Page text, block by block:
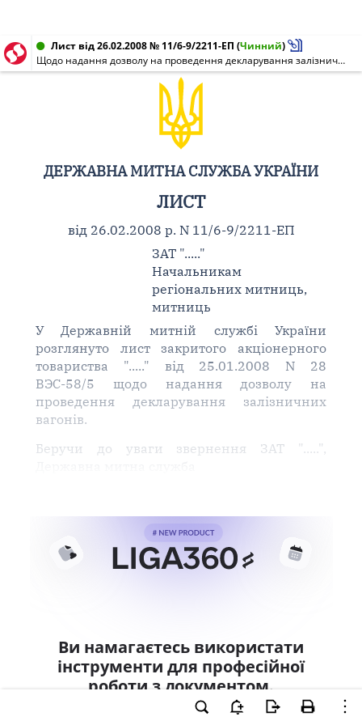
Лист від 26.02.2008 № 11/6-9/2211-ЕП (Чинний)
Щодо надання дозволу на проведення декларування залізничних вагонів
ДЕРЖАВНА МИТНА СЛУЖБА УКРАЇНИ
ЛИСТ
від 26.02.2008 р. N 11/6-9/2211-ЕП
ЗАТ "....."
Начальникам
регіональних митниць,
митниць
У Державній митній службі України
розглянуто лист закритого акціонерного
товариства "....." від 25.01.2008 N 28
ВЭС-58/5 щодо надання дозволу на
проведення декларування залізничних
вагонів.
Беручи до уваги звернення ЗАТ ".....",
Ви намагаєтесь використати
інструменти для професійної
роботи з документом.
Ці можливості доступні тільки користувачам